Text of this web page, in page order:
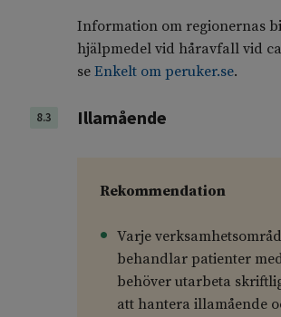
Information om regionernas
hjälpmedel vid håravfall vid
se Enkelt om peruker.se.
8.3 Illamående
Rekommendation
Varje
behandlar patienter
behöver utarbeta
att hantera illamående